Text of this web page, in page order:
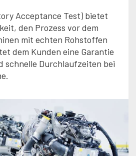
Acceptance Test) bietet
den Prozess vor dem
mit echten Rohstoffen
dem Kunden eine Garantie
schnelle Durchlaufzeiten bei